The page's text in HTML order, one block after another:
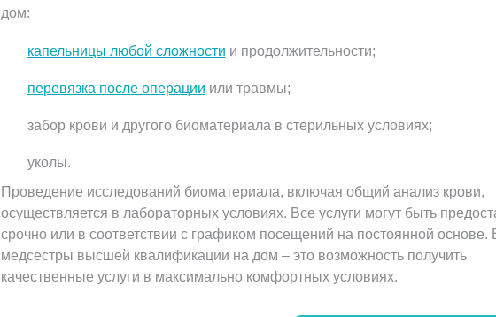
дом:
капельницы любой сложности и продолжительности;
перевязка после операции или травмы;
забор крови и другого биоматериала в стерильных условиях;
уколы.
Проведение исследований биоматериала, включая общий анализ крови,
осуществляется в лабораторных условиях. Все услуги могут быть
срочно или в соответствии с графиком посещений на постоянной основе.
медсестры высшей квалификации на дом – это возможность получить
качественные услуги в максимально комфортных условиях.